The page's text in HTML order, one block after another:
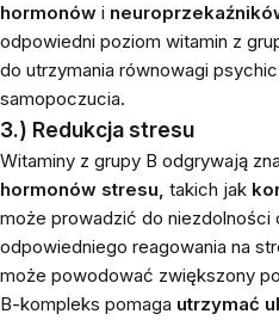
hormonów i
odpowiedni poziom witamin z
do utrzymania równowagi
samopoczucia.
3.) Redukcja stresu
Witaminy z grupy B odgrywają
hormonów stresu, takich jak
może prowadzić do niezdolności
odpowiedniego reagowania na
może powodować zwiększony
B-kompleks pomaga utrzymać